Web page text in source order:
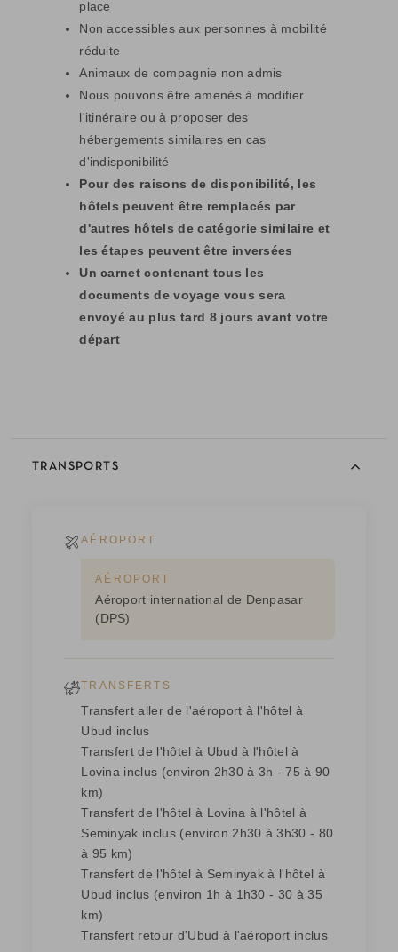
place
Non accessibles aux personnes à mobilité
réduite
Animaux de compagnie non admis
Nous pouvons être amenés à modifier
l'itinéraire ou à proposer des
hébergements similaires en cas
d'indisponibilité
Pour des raisons de disponibilité, les
hôtels peuvent être remplacés par
d'autres hôtels de catégorie similaire et
les étapes peuvent être inversées
Un carnet contenant tous les
documents de voyage vous sera
envoyé au plus tard 8 jours avant votre
départ
TRANSPORTS
AÉROPORT
AÉROPORT
Aéroport international de Denpasar
(DPS)
TRANSFERTS
Transfert aller de l'aéroport à l'hôtel à
Ubud inclus
Transfert de l'hôtel à Ubud à l'hôtel à
Lovina inclus (environ 2h30 à 3h - 75 à 90
km)
Transfert de l'hôtel à Lovina à l'hôtel à
Seminyak inclus (environ 2h30 à 3h30 - 80
à 95 km)
Transfert de l'hôtel à Seminyak à l'hôtel à
Ubud inclus (environ 1h à 1h30 - 30 à 35
km)
Transfert retour d'Ubud à l'aéroport inclus